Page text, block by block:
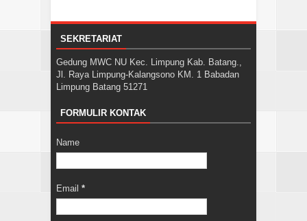
SEKRETARIAT
Gedung MWC NU Kec. Limpung Kab. Batang.,
Jl. Raya Limpung-Kalangsono KM. 1 Babadan
Limpung Batang 51271
FORMULIR KONTAK
Name
Email *